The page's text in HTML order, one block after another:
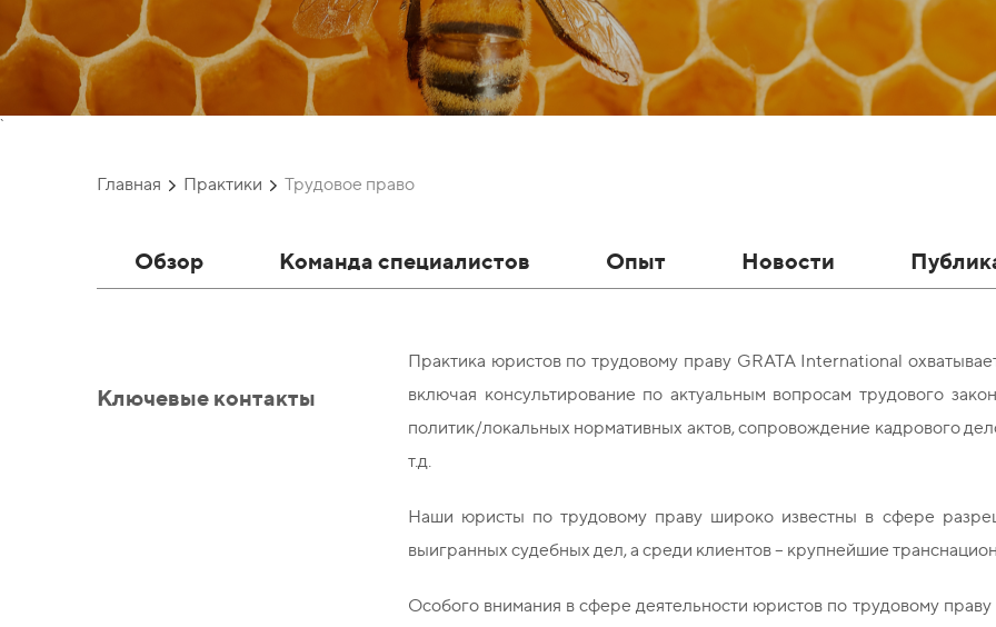
`
Главная Практики Трудовое право
Обзор Команда специалистов Опыт Новости
Ключевые контакты
Практика юристов по трудовому праву GRATA International
включая консультирование по актуальным вопросам трудового
политик/локальных нормативных актов, сопровождение кадрового
т.д.
Наши юристы по трудовому праву широко известны в сфере
выигранных судебных дел, а среди клиентов – крупнейшие
Особого внимания в сфере деятельности юристов по трудовому